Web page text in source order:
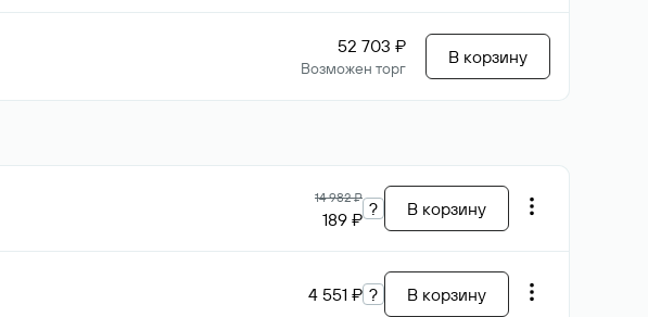
52 703 ₽
Возможен торг
В корзину
14 982 ₽
189 ₽ ? В корзину
4 551 ₽ ? В корзину